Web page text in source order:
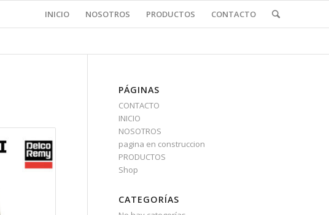
INICIO NOSOTROS PRODUCTOS CONTACTO
PÁGINAS
CONTACTO
INICIO
NOSOTROS
pagina en construccion
PRODUCTOS
Shop
CATEGORÍAS